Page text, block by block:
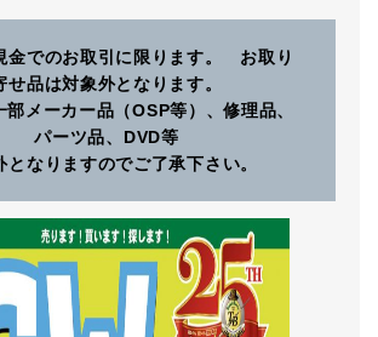
金でのお取引に限ります。 お取り
せ品は対象外となります。
部メーカー品（OSP等）、修理品、
パーツ品、DVD等
となりますのでご了承下さい。